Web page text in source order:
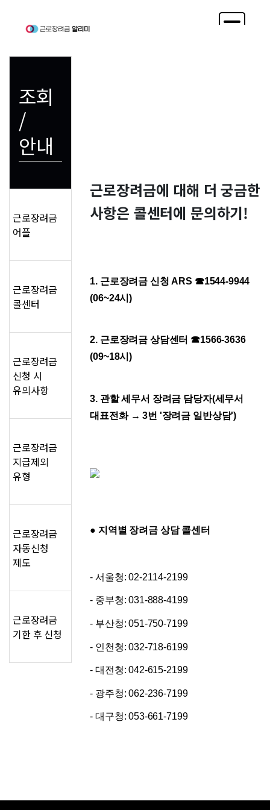
근로장려금에 대해 더 궁금한
사항은 콜센터에 문의하기!
1. 근로장려금 신청 ARS ☎1544-9944
(06~24시)
2. 근로장려금 상담센터 ☎1566-3636
(09~18시)
3. 관할 세무서 장려금 담당자(세무서
대표전화 → 3번 '장려금 일반상담')
● 지역별 장려금 상담 콜센터
- 서울청: 02-2114-2199
- 중부청: 031-888-4199
- 부산청: 051-750-7199
- 인천청: 032-718-6199
- 대전청: 042-615-2199
- 광주청: 062-236-7199
- 대구청: 053-661-7199
조회
/
안내
근로장려금
어플
근로장려금
콜센터
근로장려금
신청 시
유의사항
근로장려금
지급제외
유형
근로장려금
자동신청
제도
근로장려금
기한 후 신청